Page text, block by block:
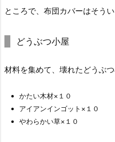
ところで、布団カバーはそう
どうぶつ小屋
材料を集めて、壊れたどうぶつ
かたい木材×１０
アイアンインゴット×１０
やわらかい草×１０